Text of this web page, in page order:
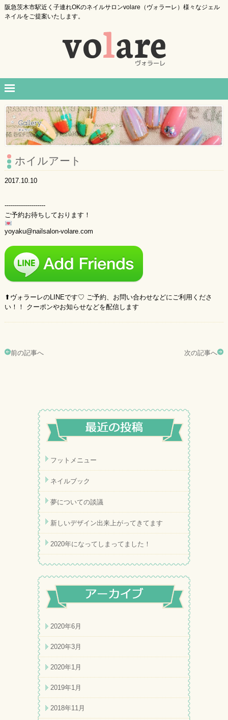
阪急茨木市駅近く子連れOKのネイルサロンvolare（ヴォラーレ）様々なジェル
ネイルをご提案いたします。
ホイルアート
2017.10.10
--------------------
ご予約お待ちしております！
yoyaku@nailsalon-volare.com
⬆︎ヴォラーレのLINEです♡ ご予約、お問い合わせなどにご利用くださ
い！！ クーポンやお知らせなどを配信します
前の記事へ 次の記事へ
フットメニュー
ネイルブック
夢についての談議
新しいデザイン出来上がってきてます
2020年になってしまってました！
2020年6月
2020年3月
2020年1月
2019年1月
2018年11月